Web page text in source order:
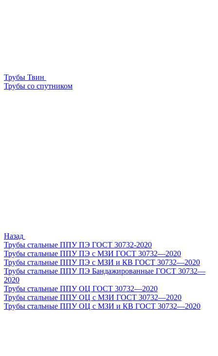
Трубы Твин
Трубы со спутником
Назад
Трубы стальные ППУ ПЭ ГОСТ 30732-2020
Трубы стальные ППУ ПЭ с МЗИ ГОСТ 30732—2020
Трубы стальные ППУ ПЭ с МЗИ и КВ ГОСТ 30732—2020
Трубы стальные ППУ ПЭ Бандажированные ГОСТ 30732—
2020
Трубы стальные ППУ ОЦ ГОСТ 30732—2020
Трубы стальные ППУ ОЦ с МЗИ ГОСТ 30732—2020
Трубы стальные ППУ ОЦ с МЗИ и КВ ГОСТ 30732—2020